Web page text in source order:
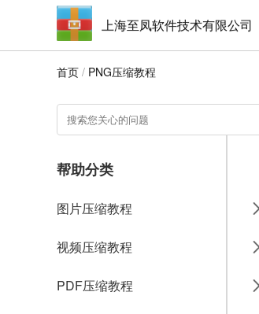
上海至凤软件技术有限公司
首页 / PNG压缩教程
帮助分类
图片压缩教程
视频压缩教程
PDF压缩教程